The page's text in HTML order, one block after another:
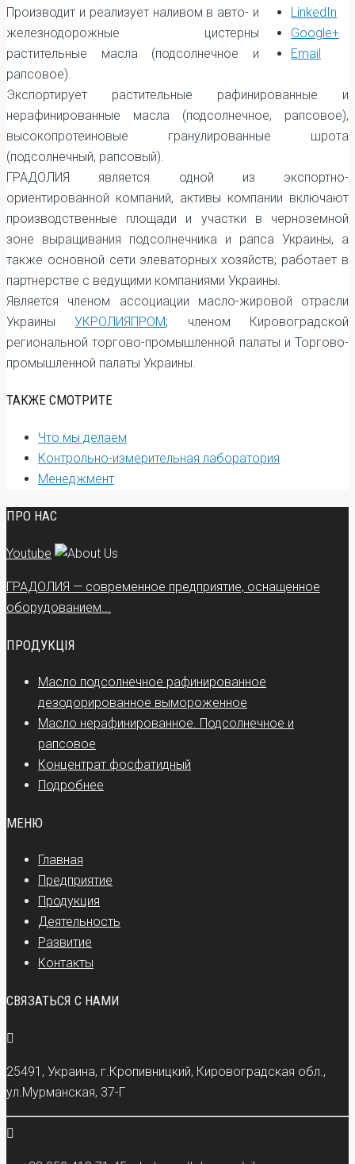
LinkedIn
Google+
Email
Производит и реализует наливом в авто- и
железнодорожные цистерны
растительные масла (подсолнечное и
рапсовое).
Экспортирует растительные рафинированные и
нерафинированные масла (подсолнечное, рапсовое),
высокопротеиновые гранулированные шрота
(подсолнечный, рапсовый).
ГРАДОЛИЯ является одной из экспортно-
ориентированной компаний, активы компании включают
производственные площади и участки в черноземной
зоне выращивания подсолнечника и рапса Украины, а
также основной сети элеваторных хозяйств; работает в
партнерстве с ведущими компаниями Украины.
Является членом ассоциации масло-жировой отрасли
УкраиныУКРОЛИЯПРОМ; членом Кировоградской
региональной торгово-промышленной палаты и Торгово-
промышленной палаты Украины.
ТАКЖЕ СМОТРИТЕ
Что мы делаем
Контрольно-измерительная лаборатория
Менеджмент
ПРО НАС
Youtube
ГРАДОЛИЯ — современное предприятие, оснащенное
оборудованием...
ПРОДУКЦІЯ
Масло подсолнечное рафинированное
дезодорированное вымороженное
Масло нерафинированное. Подсолнечное и
рапсовое
Концентрат фосфатидный
Подробнее
МЕНЮ
Главная
Предприятие
Продукция
Деятельность
Развитие
Контакты
СВЯЗАТЬСЯ С НАМИ
25491, Украина, г.Кропивницкий, Кировоградская обл.,
ул.Мурманская, 37-Г